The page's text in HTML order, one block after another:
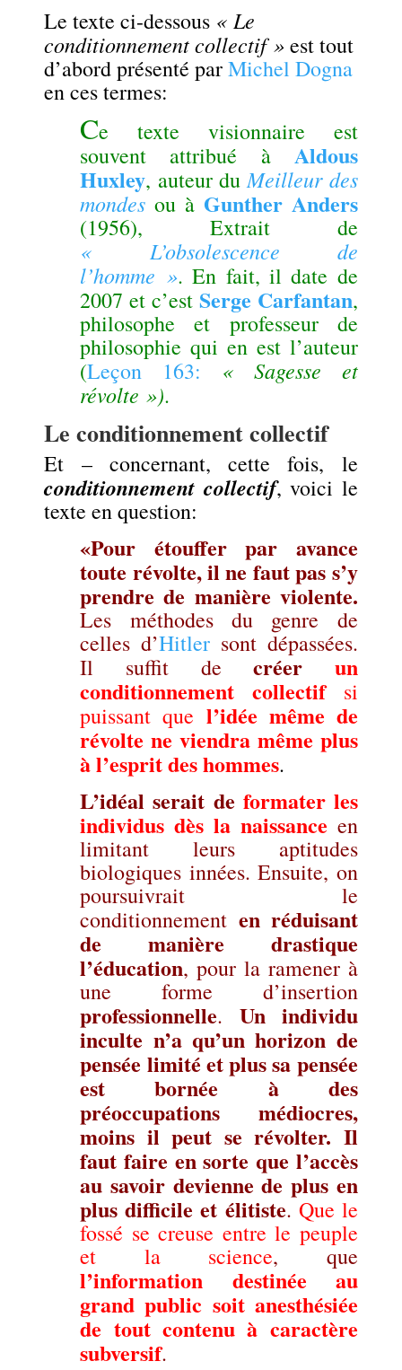
Le texte ci-dessous « Le
conditionnement collectif »est tout
d’abord présenté parMichel Dogna
en ces termes:
Ce texte visionnaire est
souvent attribué à Aldous
Huxley, auteur duMeilleur des
mondes ou à Gunther Anders
(1956), Extrait de
« L’obsolescence de
l’homme ». En fait, il date de
2007 et c’est Serge Carfantan,
philosophe et professeur de
philosophie qui en est l’auteur
(Leçon 163: « Sagesse et
révolte »).
Le conditionnement collectif
Et – concernant, cette fois, le
conditionnement collectif, voici le
texte en question:
«Pour étouffer par avance
toute révolte, il ne faut pas s’y
prendre de manière violente.
Les méthodes du genre de
celles d’Hitler sont dépassées.
Il suffit decréer un
conditionnement collectifsi
puissant que l’idée même de
révolte ne viendra même plus
à l’esprit des hommes.
L’idéal serait de formater les
individus dès la naissance en
limitant leurs aptitudes
biologiques innées. Ensuite, on
poursuivrait le
conditionnement en réduisant
de manière drastique
l’éducation, pour la ramener à
une forme d’insertion
professionnelle. Un individu
inculte n’a qu’un horizon de
pensée limité et plus sa pensée
est bornée à des
préoccupations médiocres,
moins il peut se révolter. Il
faut faire en sorte que l’accès
au savoir devienne de plus en
plus difficile et élitiste. Que le
fossé se creuse entre le peuple
et la science, que
l’information destinée au
grand public soit anesthésiée
de tout contenu à caractère
subversif.